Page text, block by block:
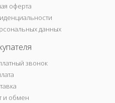
оферта
данных
звонок
и обмен